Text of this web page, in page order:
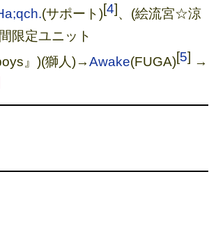
(サポート)[4]、(絵流宮☆涼
限定ユニット
』)(獅人)→Awake(FUGA)[5] →